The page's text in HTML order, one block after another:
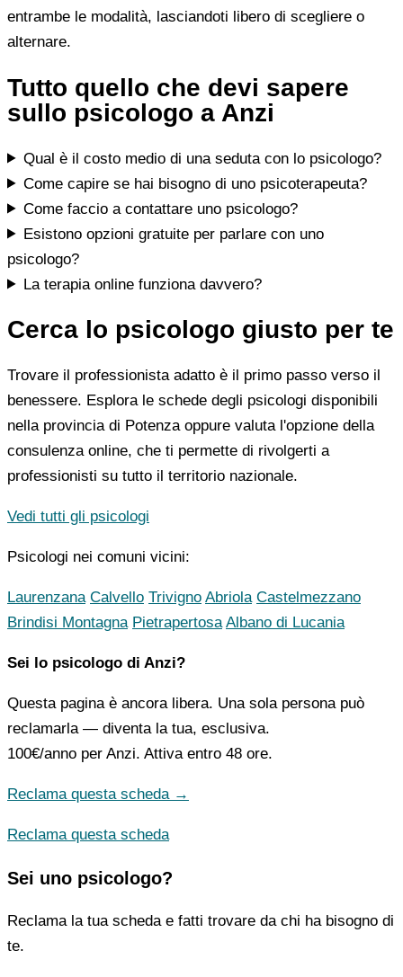
entrambe le modalità, lasciandoti libero di scegliere o
alternare.
Tutto quello che devi sapere
sullo psicologo a Anzi
Qual è il costo medio di una seduta con lo psicologo?
Come capire se hai bisogno di uno psicoterapeuta?
Come faccio a contattare uno psicologo?
Esistono opzioni gratuite per parlare con uno
psicologo?
La terapia online funziona davvero?
Cerca lo psicologo giusto per te
Trovare il professionista adatto è il primo passo verso il
benessere. Esplora le schede degli psicologi disponibili
nella provincia di Potenza oppure valuta l'opzione della
consulenza online, che ti permette di rivolgerti a
professionisti su tutto il territorio nazionale.
Vedi tutti gli psicologi
Psicologi nei comuni vicini:
Laurenzana Calvello Trivigno Abriola Castelmezzano
Brindisi Montagna Pietrapertosa Albano di Lucania
Sei lo psicologo di Anzi?
Questa pagina è ancora libera. Una sola persona può
reclamarla — diventa la tua, esclusiva.
100€/anno per Anzi. Attiva entro 48 ore.
Reclama questa scheda →
Reclama questa scheda
Sei uno psicologo?
Reclama la tua scheda e fatti trovare da chi ha bisogno di
te.